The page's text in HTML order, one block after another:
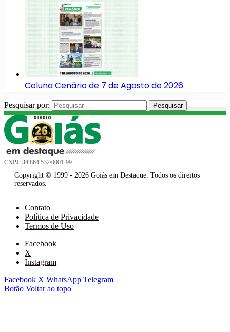
Coluna Cenário de 7 de Agosto de 2026
Pesquisar por:
CNPJ: 34.864.532/0001-99
Copyright © 1999 - 2026 Goiás em Destaque. Todos os direitos
reservados.
Contato
Política de Privacidade
Termos de Uso
Facebook
X
Instagram
Facebook X WhatsApp Telegram
Botão Voltar ao topo